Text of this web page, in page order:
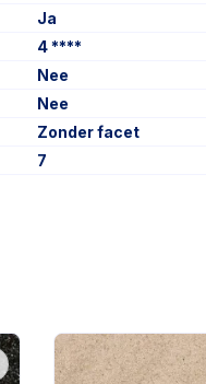
Ja
4 ****
Nee
Nee
Zonder facet
7